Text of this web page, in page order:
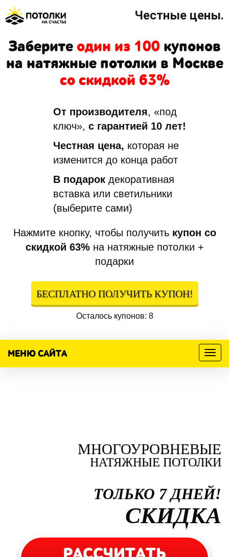
Честные цены.
Заберитеодин из 100 купонов
на натяжные потолки в Москве
со скидкой 63%
От производителя, «под
ключ», с гарантией 10 лет!
Честная цена, которая не
изменится до конца работ
В подарок декоративная
вставка или светильники
(выберите сами)
Нажмите кнопку, чтобы получить купон со
скидкой 63%на натяжные потолки +
подарки
БЕСПЛАТНО ПОЛУЧИТЬ КУПОН!
Осталось купонов: 8
Меню
МЕНЮ САЙТА
МНОГОУРОВНЕВЫЕ
НАТЯЖНЫЕ ПОТОЛКИ
ТОЛЬКО 7 ДНЕЙ!
СКИДКА